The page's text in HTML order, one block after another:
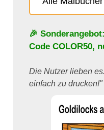
🎉
Code COLOR50,
Die Nutzer lieben
einfach zu drucken!"